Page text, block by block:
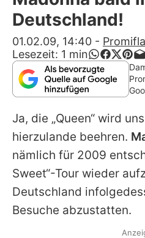
Alle Themen
App
Utiq
Deutschland!
01.02.09, 14:40 -
Lesezeit: 1 min
Ja, die „Queen“ wird
hierzulande beehren.
nämlich für 2009
Sweet“-Tour wieder
Deutschland
Besuche abzustatten.